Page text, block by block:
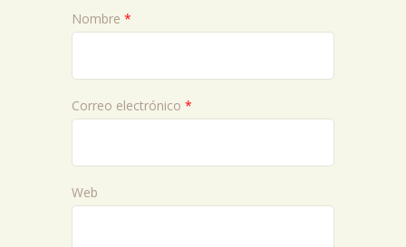
Nombre *
Correo electrónico *
Web